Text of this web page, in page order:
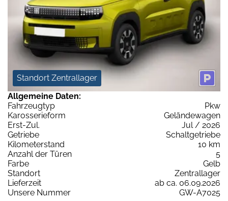
Standort Zentrallager
Allgemeine Daten:
Fahrzeugtyp
Pkw
Karosserieform
Geländewagen
Erst-Zul.
Jul / 2026
Getriebe
Schaltgetriebe
Kilometerstand
10 km
Anzahl der Türen
5
Farbe
Gelb
Standort
Zentrallager
Lieferzeit
ab ca. 06.09.2026
Unsere Nummer
GW-A7025